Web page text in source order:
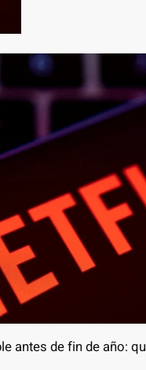
antes de fin de año: